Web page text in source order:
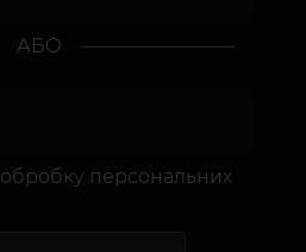
АБО
обробку персональних